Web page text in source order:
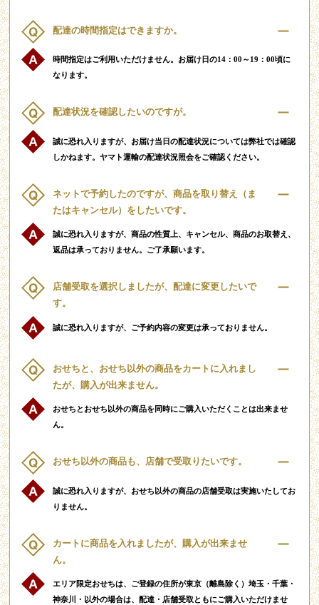
配達の時間指定はできますか。
時間指定はご利用いただけません。お届け日の14：00～19：00頃に
なります。
配達状況を確認したいのですが。
誠に恐れ入りますが、お届け当日の配達状況については弊社では確認
しかねます。ヤマト運輸の配達状況照会をご確認ください。
ネットで予約したのですが、商品を取り替え（ま
たはキャンセル）をしたいです。
誠に恐れ入りますが、商品の性質上、キャンセル、商品のお取替え、
返品は承っておりません。ご了承願います。
店舗受取を選択しましたが、配達に変更したいで
す。
誠に恐れ入りますが、ご予約内容の変更は承っておりません。
おせちと、おせち以外の商品をカートに入れまし
たが、購入が出来ません。
おせちとおせち以外の商品を同時にご購入いただくことは出来ませ
ん。
おせち以外の商品も、店舗で受取りたいです。
誠に恐れ入りますが、おせち以外の商品の店舗受取は実施いたしてお
りません。
カートに商品を入れましたが、購入が出来ませ
ん。
エリア限定おせちは、ご登録の住所が東京（離島除く）埼玉・千葉・
神奈川・以外の場合は、配達・店舗受取ともにご購入いただけませ